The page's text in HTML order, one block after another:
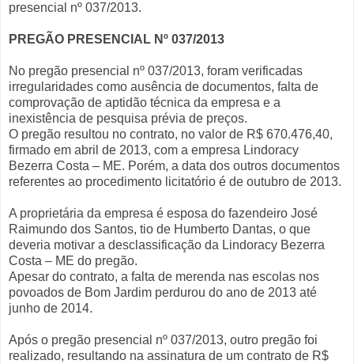
presencial nº 037/2013.
PREGÃO PRESENCIAL Nº 037/2013
No pregão presencial nº 037/2013, foram verificadas
irregularidades como ausência de documentos, falta de
comprovação de aptidão técnica da empresa e a
inexistência de pesquisa prévia de preços.
O pregão resultou no contrato, no valor de R$ 670.476,40,
firmado em abril de 2013, com a empresa Lindoracy
Bezerra Costa – ME. Porém, a data dos outros documentos
referentes ao procedimento licitatório é de outubro de 2013.
A proprietária da empresa é esposa do fazendeiro José
Raimundo dos Santos, tio de Humberto Dantas, o que
deveria motivar a desclassificação da Lindoracy Bezerra
Costa – ME do pregão.
Apesar do contrato, a falta de merenda nas escolas nos
povoados de Bom Jardim perdurou do ano de 2013 até
junho de 2014.
Após o pregão presencial nº 037/2013, outro pregão foi
realizado, resultando na assinatura de um contrato de R$